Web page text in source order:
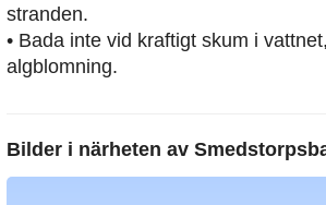
stranden.
• Bada inte vid kraftigt skum i
algblomning.
Bilder i närheten av